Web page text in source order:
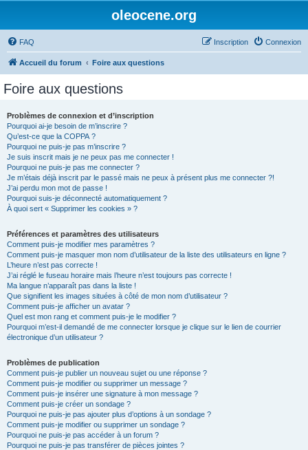
oleocene.org
FAQ Connexion
Inscription
Accueil du forum Foire aux questions
Foire aux questions
Problèmes de connexion et d’inscription
Pourquoi ai-je besoin de m’inscrire ?
Qu’est-ce que la COPPA ?
Pourquoi ne puis-je pas m’inscrire ?
Je suis inscrit mais je ne peux pas me connecter !
Pourquoi ne puis-je pas me connecter ?
Je m’étais déjà inscrit par le passé mais ne peux à présent plus me connecter ?!
J’ai perdu mon mot de passe !
Pourquoi suis-je déconnecté automatiquement ?
À quoi sert « Supprimer les cookies » ?
Préférences et paramètres des utilisateurs
Comment puis-je modifier mes paramètres ?
Comment puis-je masquer mon nom d’utilisateur de la liste des utilisateurs en ligne ?
L’heure n’est pas correcte !
J’ai réglé le fuseau horaire mais l’heure n’est toujours pas correcte !
Ma langue n’apparaît pas dans la liste !
Que signifient les images situées à côté de mon nom d’utilisateur ?
Comment puis-je afficher un avatar ?
Quel est mon rang et comment puis-je le modifier ?
Pourquoi m’est-il demandé de me connecter lorsque je clique sur le lien de courrier
électronique d’un utilisateur ?
Problèmes de publication
Comment puis-je publier un nouveau sujet ou une réponse ?
Comment puis-je modifier ou supprimer un message ?
Comment puis-je insérer une signature à mon message ?
Comment puis-je créer un sondage ?
Pourquoi ne puis-je pas ajouter plus d’options à un sondage ?
Comment puis-je modifier ou supprimer un sondage ?
Pourquoi ne puis-je pas accéder à un forum ?
Pourquoi ne puis-je pas transférer de pièces jointes ?